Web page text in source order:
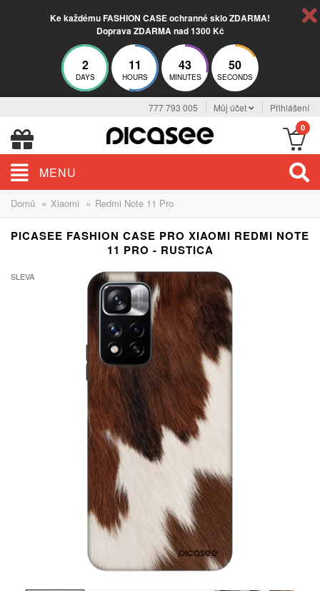
Ke každému FASHION CASE ochranné sklo ZDARMA!
Doprava ZDARMA nad 1300 Kč
2
DAYS
11
HOURS
43
MINUTES
49
SECONDS
777 793 005 Můj účet Přihlášení
0
MENU
Domů » Xiaomi » Redmi Note 11 Pro
PICASEE FASHION CASE PRO XIAOMI REDMI NOTE
11 PRO - RUSTICA
SLEVA